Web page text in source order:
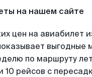
на нашем сайте
цен на авиабилет
выгодные
по маршруту
10 рейсов с